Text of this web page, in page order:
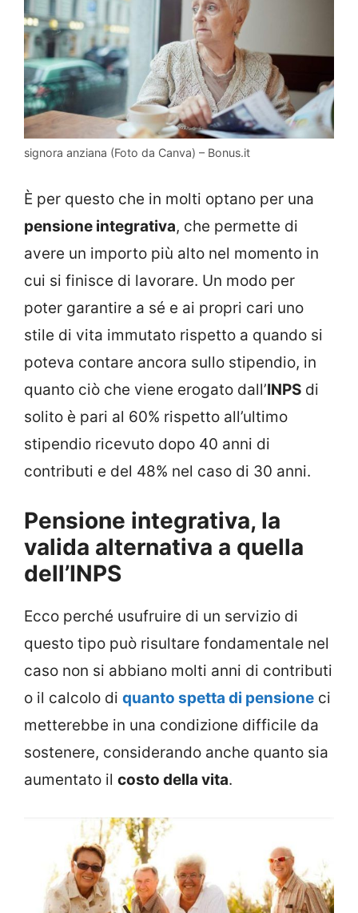
signora anziana (Foto da Canva) – Bonus.it
È per questo che in molti optano per una
pensione integrativa, che permette di
avere un importo più alto nel momento in
cui si finisce di lavorare. Un modo per
poter garantire a sé e ai propri cari uno
stile di vita immutato rispetto a quando si
poteva contare ancora sullo stipendio, in
quanto ciò che viene erogato dall’INPS di
solito è pari al 60% rispetto all’ultimo
stipendio ricevuto dopo 40 anni di
contributi e del 48% nel caso di 30 anni.
Pensione integrativa, la
valida alternativa a quella
dell’INPS
Ecco perché usufruire di un servizio di
questo tipo può risultare fondamentale nel
caso non si abbiano molti anni di contributi
o il calcolo di quanto spetta di pensione ci
metterebbe in una condizione difficile da
sostenere, considerando anche quanto sia
aumentato il costo della vita.